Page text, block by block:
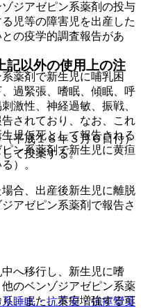
記以外の使用上の注
平成１８年３月６日付）
て投薬する。
睡眠・抗不安・抗痙攣薬
ジアゼピン系薬剤の投与
児等の障害児を出産した
の疫学的調査報告があ
薬剤で新生児に哺乳困
過緊張、嗜眠、傾眠、呼
激性、神経過敏、振戦、
されており、なお、これ
児仮死として報告される
ン系薬剤で新生児に黄疸
）。
合、出産後新生児に離脱
アゼピン系薬剤で報告さ
へ移行し、新生児に嗜
のベンゾジアゼピン系薬
、また、黄疸増強する可